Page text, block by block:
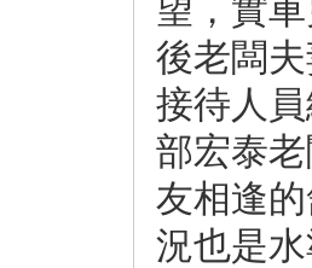
望，實
後老闆
接待人
部宏泰
友相逢
況也是